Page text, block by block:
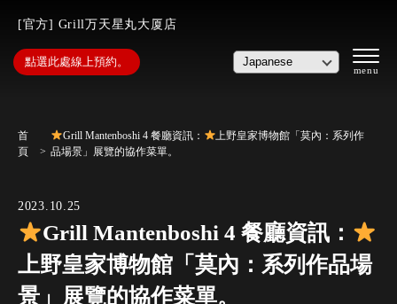
[官方] Grill万天星丸大厦店
點選此處線上預約。
首
頁
Grill Mantenboshi 4 餐廳資訊：
上野皇家博物館「莫內：系列作
品場景」展覽的協作菜單。
2023.10.25
Grill Mantenboshi 4 餐廳資訊：
上野皇家博物館「莫內：系列作品場
景」展覽的協作菜單。